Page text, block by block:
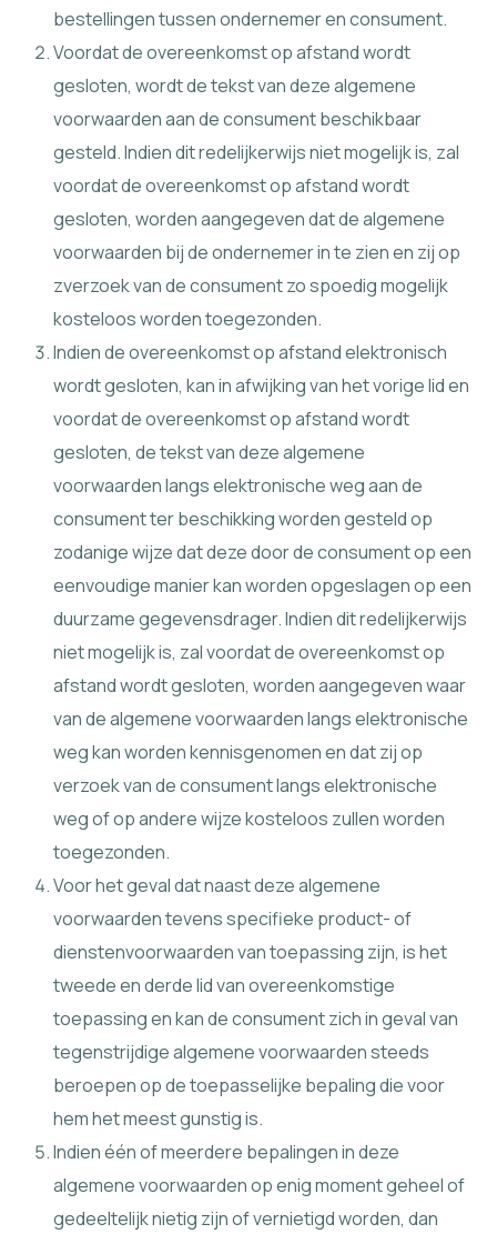
bestellingen tussen ondernemer en consument.
Voordat de overeenkomst op afstand wordt
gesloten, wordt de tekst van deze algemene
voorwaarden aan de consument beschikbaar
gesteld. Indien dit redelijkerwijs niet mogelijk is, zal
voordat de overeenkomst op afstand wordt
gesloten, worden aangegeven dat de algemene
voorwaarden bij de ondernemer in te zien en zij op
zverzoek van de consument zo spoedig mogelijk
kosteloos worden toegezonden.
Indien de overeenkomst op afstand elektronisch
wordt gesloten, kan in afwijking van het vorige lid en
voordat de overeenkomst op afstand wordt
gesloten, de tekst van deze algemene
voorwaarden langs elektronische weg aan de
consument ter beschikking worden gesteld op
zodanige wijze dat deze door de consument op een
eenvoudige manier kan worden opgeslagen op een
duurzame gegevensdrager. Indien dit redelijkerwijs
niet mogelijk is, zal voordat de overeenkomst op
afstand wordt gesloten, worden aangegeven waar
van de algemene voorwaarden langs elektronische
weg kan worden kennisgenomen en dat zij op
verzoek van de consument langs elektronische
weg of op andere wijze kosteloos zullen worden
toegezonden.
Voor het geval dat naast deze algemene
voorwaarden tevens specifieke product- of
dienstenvoorwaarden van toepassing zijn, is het
tweede en derde lid van overeenkomstige
toepassing en kan de consument zich in geval van
tegenstrijdige algemene voorwaarden steeds
beroepen op de toepasselijke bepaling die voor
hem het meest gunstig is.
Indien één of meerdere bepalingen in deze
algemene voorwaarden op enig moment geheel of
gedeeltelijk nietig zijn of vernietigd worden, dan